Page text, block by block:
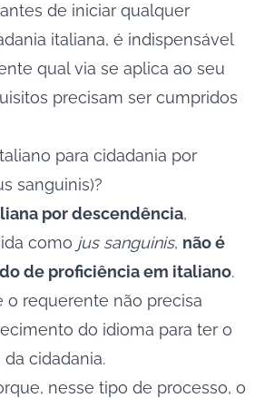
de iniciar qualquer
italiana, é indispensável
qual via se aplica ao seu
precisam ser cumpridos
para cidadania por
sanguinis)?
por descendência,
como jus sanguinis, não é
de proficiência em italiano.
o requerente não precisa
do idioma para ter o
cidadania.
nesse tipo de processo, o